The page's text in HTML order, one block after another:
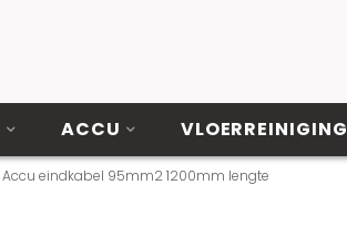
ACCU VLOERREINIGING
Accu eindkabel 95mm2 1200mm lengte